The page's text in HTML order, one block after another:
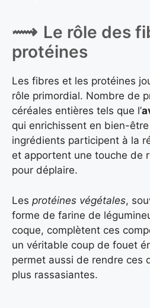
Le rôle des
protéines
Les fibres et les protéines
rôle primordial. Nombre de
céréales entières tels que l’
qui enrichissent en bien-
ingrédients participent à la
et apportent une touche de
pour déplaire.
Les protéines végétales,
forme de farine de
coque, complètent ces
un véritable coup de fouet
permet aussi de rendre ces
plus rassasiantes.